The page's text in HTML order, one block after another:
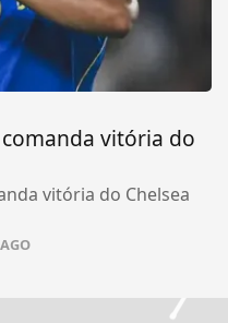
vitória do
vitória do Chelsea